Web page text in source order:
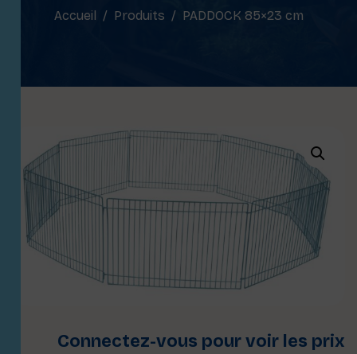
Accueil Produits PADDOCK 85×23 cm
Connectez-vous pour voir les prix